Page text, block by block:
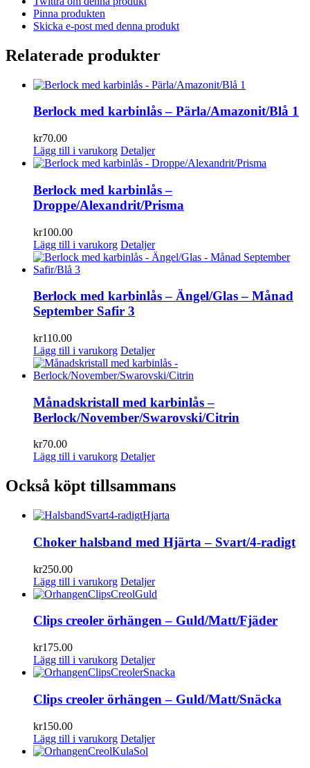
Pinna produkten
Skicka e-post med denna produkt
Relaterade produkter
Berlock med karbinlås – Pärla/Amazonit/Blå 1
kr70.00
Lägg till i varukorg Detaljer
Berlock med karbinlås –
Droppe/Alexandrit/Prisma
kr100.00
Lägg till i varukorg Detaljer
Berlock med karbinlås – Ängel/Glas – Månad
September Safir 3
kr110.00
Lägg till i varukorg Detaljer
Månadskristall med karbinlås –
Berlock/November/Swarovski/Citrin
kr70.00
Lägg till i varukorg Detaljer
Också köpt tillsammans
Choker halsband med Hjärta – Svart/4-radigt
kr250.00
Lägg till i varukorg Detaljer
Clips creoler örhängen – Guld/Matt/Fjäder
kr175.00
Lägg till i varukorg Detaljer
Clips creoler örhängen – Guld/Matt/Snäcka
kr150.00
Lägg till i varukorg Detaljer